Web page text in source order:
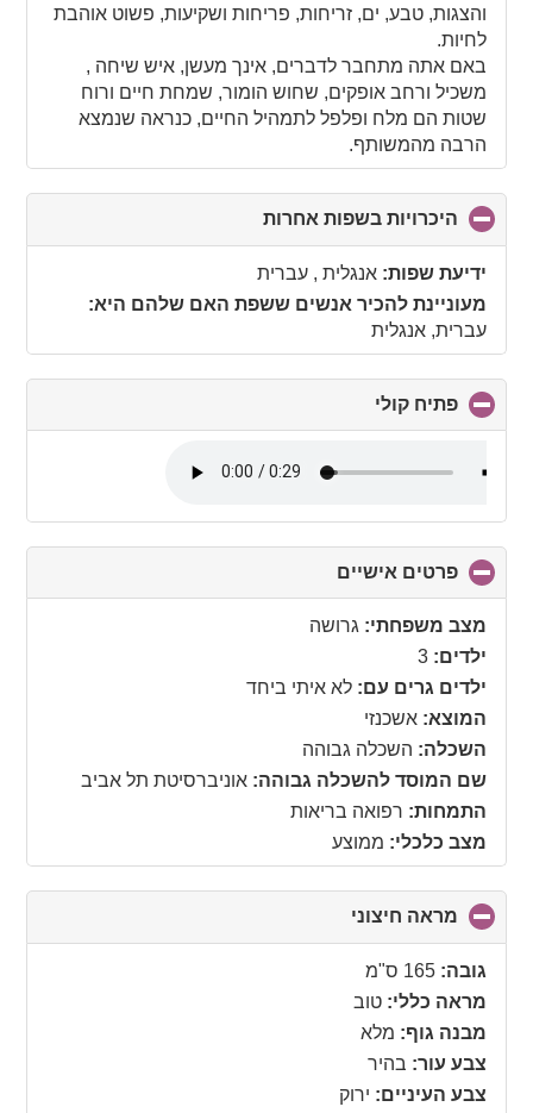
והצגות, טבע, ים, זריחות, פריחות ושקיעות, פשוט אוהבת
לחיות.
באם אתה מתחבר לדברים, אינך מעשן, איש שיחה ,
משכיל ורחב אופקים, שחוש הומור, שמחת חיים ורוח
שטות הם מלח ופלפל לתמהיל החיים, כנראה שנמצא
הרבה מהמשותף.
היכרויות בשפות אחרות
to
collapse
ידיעת שפות: אנגלית , עברית
מעוניינת להכיר אנשים ששפת האם שלהם היא:
עברית, אנגלית
פתיח קולי
to
contents
פרטים אישיים
to
collapse
מצב משפחתי: גרושה
ילדים: 3
ילדים גרים עם: לא איתי ביחד
המוצא: אשכנזי
השכלה: השכלה גבוהה
שם המוסד להשכלה גבוהה: אוניברסיטת תל אביב
התמחות: רפואה בריאות
מצב כלכלי: ממוצע
מראה חיצוני
to
גובה: 165 ס"מ
מראה כללי: טוב
מבנה גוף: מלא
צבע עור: בהיר
צבע העיניים: ירוק